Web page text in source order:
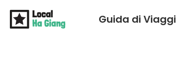
Vai
Guida di